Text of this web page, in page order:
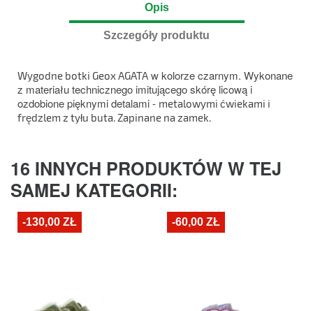
Opis
Szczegóły produktu
Wygodne botki Geox AGATA w kolorze czarnym. Wykonane
z materiału technicznego imitującego skórę licową i
ozdobione pięknymi detalami - metalowymi ćwiekami i
frędzlem z tyłu buta. Zapinane na zamek.
16 INNYCH PRODUKTÓW W TEJ
SAMEJ KATEGORII:
-130,00 ZŁ -60,00 ZŁ